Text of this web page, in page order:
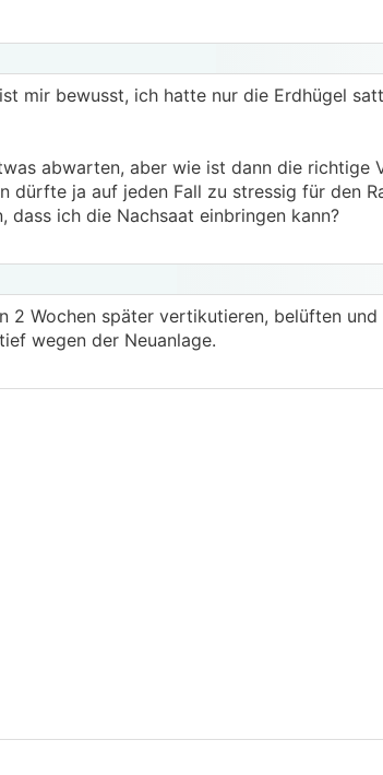
mir bewusst, ich hatte nur die Erdhügel
abwarten, aber wie ist dann die richtige
dürfte ja auf jeden Fall zu stressig für den
dass ich die Nachsaat einbringen kann?
2 Wochen später vertikutieren, belüften
wegen der Neuanlage.